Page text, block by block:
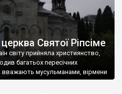
Святої Ріпсіме
світу прийняла християнство,
багатьох пересічних
вважають мусульманами, вірмени